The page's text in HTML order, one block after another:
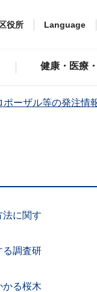
役所 Language
健康・医療
ポーザル等の発注情
法に関す
る調査研
かる桜木